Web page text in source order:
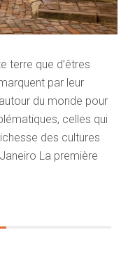
terre que d’êtres
par leur
du monde pour
celles qui
des cultures
La première